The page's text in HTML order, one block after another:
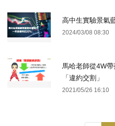
高中生實驗景氣
2024/03/08 08:30
馬哈老師從4W帶
「違約交割」
2021/05/26 16:10